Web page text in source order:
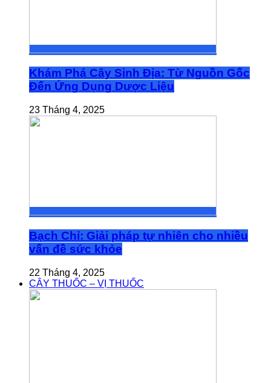
Khám Phá Cây Sinh Địa: Từ Nguồn Gốc
Đến Ứng Dụng Dược Liệu
23 Tháng 4, 2025
Bạch Chỉ: Giải pháp tự nhiên cho nhiều
vấn đề sức khỏe
22 Tháng 4, 2025
CÂY THUỐC – VỊ THUỐC